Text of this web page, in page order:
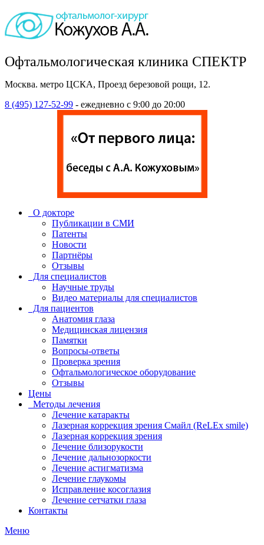
Офтальмологическая клиника СПЕКТР
Москва. метро ЦСКА, Проезд березовой рощи, 12.
8 (495) 127-52-99 - ежедневно с 9:00 до 20:00
О докторе
Публикации в СМИ
Патенты
Новости
Партнёры
Отзывы
Для специалистов
Научные труды
Видео материалы для специалистов
Для пациентов
Анатомия глаза
Медицинская лицензия
Памятки
Вопросы-ответы
Проверка зрения
Офтальмологическое оборудование
Отзывы
Цены
Методы лечения
Лечение катаракты
Лазерная коррекция зрения Смайл (ReLEx smile)
Лазерная коррекция зрения
Лечение близорукости
Лечение дальнозоркости
Лечение астигматизма
Лечение глаукомы
Исправление косоглазия
Лечение сетчатки глаза
Контакты
Меню